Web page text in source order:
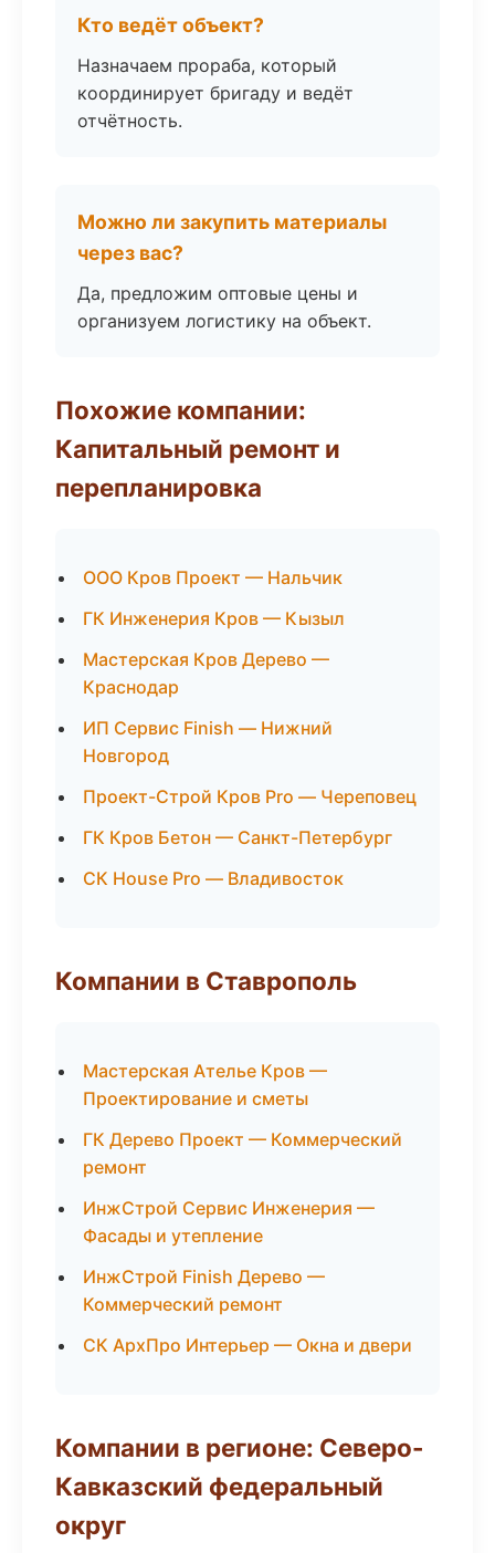
Кто ведёт объект?
Назначаем прораба, который
координирует бригаду и ведёт
отчётность.
Можно ли закупить материалы
через вас?
Да, предложим оптовые цены и
организуем логистику на объект.
Похожие компании:
Капитальный ремонт и
перепланировка
ООО Кров Проект — Нальчик
ГК Инженерия Кров — Кызыл
Мастерская Кров Дерево —
Краснодар
ИП Сервис Finish — Нижний
Новгород
Проект-Строй Кров Pro — Череповец
ГК Кров Бетон — Санкт-Петербург
СК House Pro — Владивосток
Компании в Ставрополь
Мастерская Ателье Кров —
Проектирование и сметы
ГК Дерево Проект — Коммерческий
ремонт
ИнжСтрой Сервис Инженерия —
Фасады и утепление
ИнжСтрой Finish Дерево —
Коммерческий ремонт
СК АрхПро Интерьер — Окна и двери
Компании в регионе: Северо-
Кавказский федеральный
округ